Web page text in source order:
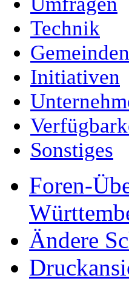
Technik
Gemeinden
Initiativen
Sonstiges
Foren-
Ändere